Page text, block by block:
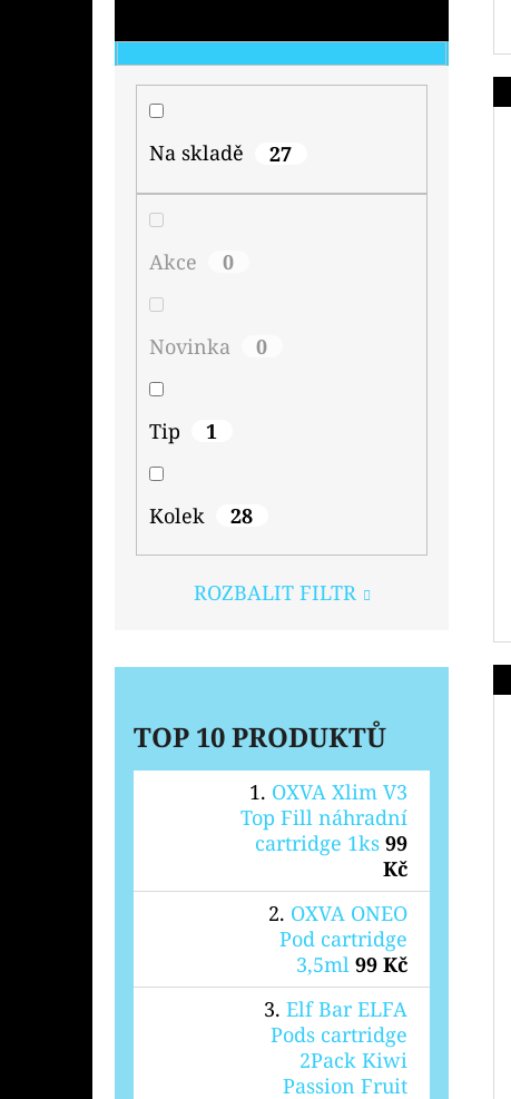
Na skladě 27
Akce 0
Novinka 0
Tip 1
Kolek 28
ROZBALIT FILTR
TOP 10 PRODUKTŮ
OXVA Xlim V3
Top Fill náhradní
cartridge 1ks 99
Kč
OXVA ONEO
Pod cartridge
3,5ml 99 Kč
Elf Bar ELFA
Pods cartridge
2Pack Kiwi
Passion Fruit